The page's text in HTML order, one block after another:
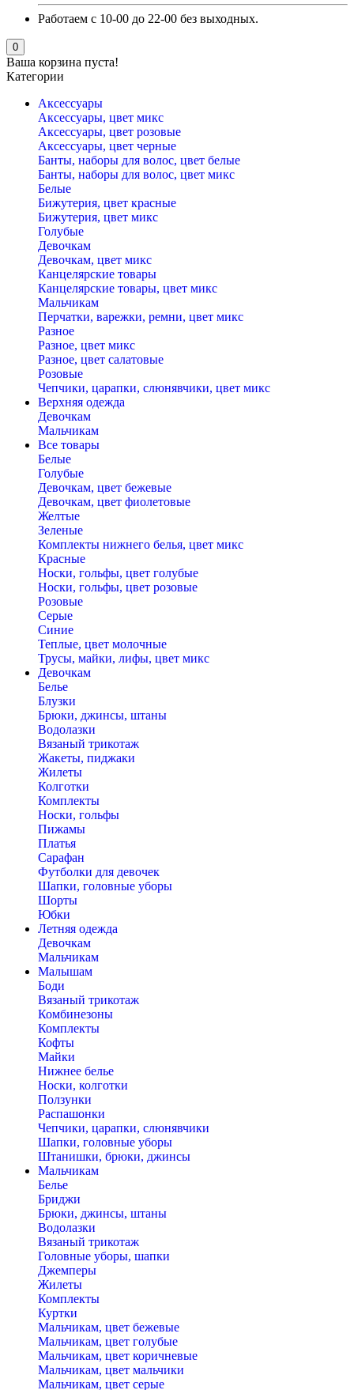
Работаем с 10-00 до 22-00 без выходных.
0
Ваша корзина пуста!
Категории
Аксессуары
Аксессуары, цвет микс
Аксессуары, цвет розовые
Аксессуары, цвет черные
Банты, наборы для волос, цвет белые
Банты, наборы для волос, цвет микс
Белые
Бижутерия, цвет красные
Бижутерия, цвет микс
Голубые
Девочкам
Девочкам, цвет микс
Канцелярские товары
Канцелярские товары, цвет микс
Мальчикам
Перчатки, варежки, ремни, цвет микс
Разное
Разное, цвет микс
Разное, цвет салатовые
Розовые
Чепчики, царапки, слюнявчики, цвет микс
Верхняя одежда
Девочкам
Мальчикам
Все товары
Белые
Голубые
Девочкам, цвет бежевые
Девочкам, цвет фиолетовые
Желтые
Зеленые
Комплекты нижнего белья, цвет микс
Красные
Носки, гольфы, цвет голубые
Носки, гольфы, цвет розовые
Розовые
Серые
Синие
Теплые, цвет молочные
Трусы, майки, лифы, цвет микс
Девочкам
Белье
Блузки
Брюки, джинсы, штаны
Водолазки
Вязаный трикотаж
Жакеты, пиджаки
Жилеты
Колготки
Комплекты
Носки, гольфы
Пижамы
Платья
Сарафан
Футболки для девочек
Шапки, головные уборы
Шорты
Юбки
Летняя одежда
Девочкам
Мальчикам
Малышам
Боди
Вязаный трикотаж
Комбинезоны
Комплекты
Кофты
Майки
Нижнее белье
Носки, колготки
Ползунки
Распашонки
Чепчики, царапки, слюнявчики
Шапки, головные уборы
Штанишки, брюки, джинсы
Мальчикам
Белье
Бриджи
Брюки, джинсы, штаны
Водолазки
Вязаный трикотаж
Головные уборы, шапки
Джемперы
Жилеты
Комплекты
Куртки
Мальчикам, цвет бежевые
Мальчикам, цвет голубые
Мальчикам, цвет коричневые
Мальчикам, цвет мальчики
Мальчикам, цвет серые